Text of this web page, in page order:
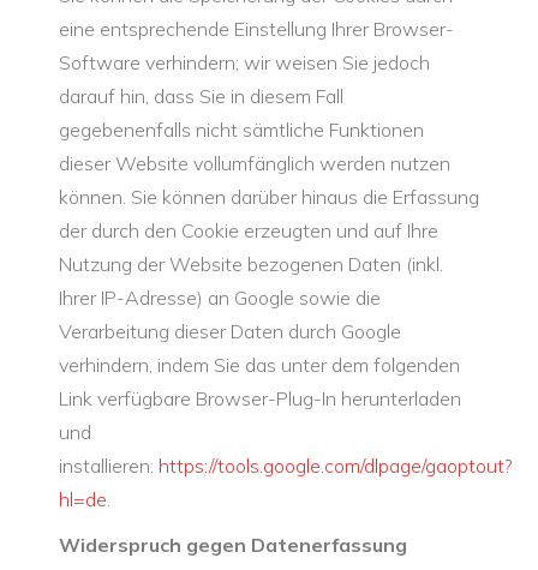
eine entsprechende Einstellung Ihrer Browser-
Software verhindern; wir weisen Sie jedoch
darauf hin, dass Sie in diesem Fall
gegebenenfalls nicht sämtliche Funktionen
dieser Website vollumfänglich werden nutzen
können. Sie können darüber hinaus die Erfassung
der durch den Cookie erzeugten und auf Ihre
Nutzung der Website bezogenen Daten (inkl.
Ihrer IP-Adresse) an Google sowie die
Verarbeitung dieser Daten durch Google
verhindern, indem Sie das unter dem folgenden
Link verfügbare Browser-Plug-In herunterladen
und
installieren: https://tools.google.com/dlpage/gaoptout?
hl=de.
Widerspruch gegen Datenerfassung